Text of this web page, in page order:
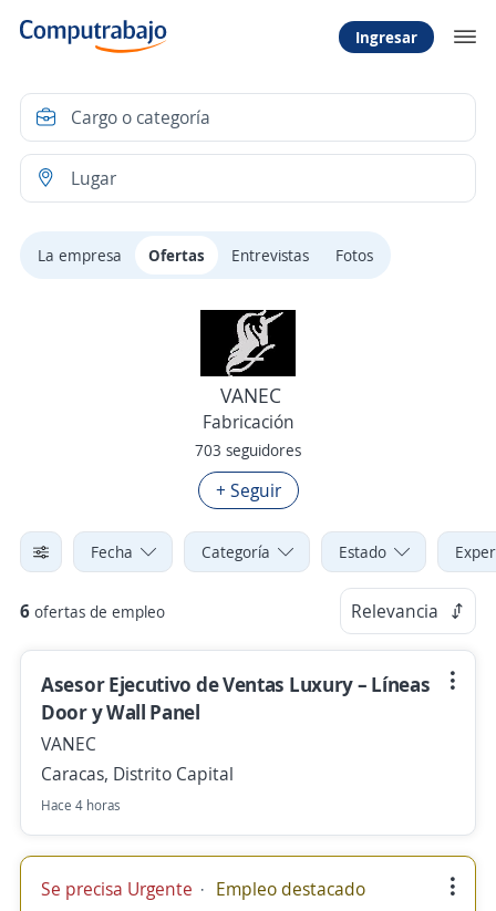
Ingresar
La empresa Ofertas Entrevistas Fotos
VANEC
Fabricación
703 seguidores
+ Seguir
Fecha Categoría Estado
6 ofertas de empleo Relevancia
Asesor Ejecutivo de Ventas Luxury – Líneas
Door y Wall Panel
VANEC
Caracas, Distrito Capital
Hace 4 horas
Se precisa Urgente Empleo destacado